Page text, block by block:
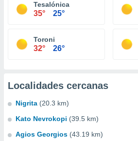
Tesalónica
35° 25°
Toroni
32° 26°
Localidades cercanas
Nigrita (20.3 km)
Kato Nevrokopi (39.5 km)
Agios Georgios (43.19 km)